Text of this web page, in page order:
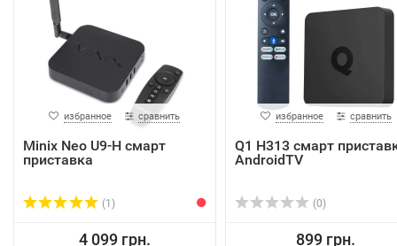
избранное сравнить
Minix Neo U9-H смарт
приставка
(1)
4 099 грн.
избранное сравнить
Q1 H313 смарт
AndroidTV
(0)
899 грн.